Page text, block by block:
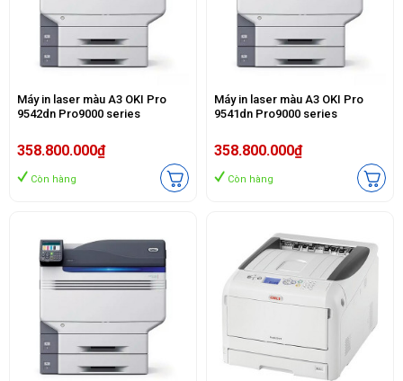
Máy in laser màu A3 OKI Pro
9542dn Pro9000 series
358.800.000₫
Còn hàng
Máy in laser màu A3 OKI Pro
9541dn Pro9000 series
358.800.000₫
Còn hàng